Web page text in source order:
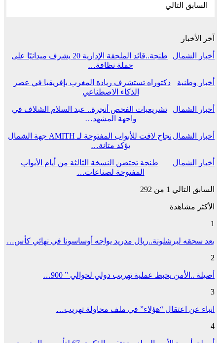
السابق التالي
آخر الأخبار
أخبار الشمال
طنجة..قائد الملحقة الإدارية 20 يشرف ميدانيًا على
حملة نظافة…
أخبار وطنية
دكتوراه تستشرف ريادة المغرب بإفريقيا في عصر
الذكاء الاصطناعي
أخبار الشمال
تشريعيات الفحص أنجرة.. عبد السلام الشلاف في
واجهة المشهد…
أخبار الشمال
نجاح لافت للأبواب المفتوحة لـ AMITH جهة الشمال
يؤكد متانة…
أخبار الشمال
طنجة تحتضن النسخة الثالثة من أيام الأبواب
المفتوحة لصناعات…
السابق التالي 1 من 292
الأكثر مشاهدة
1
بعد سحقه لبرشلونة..ريال مدريد يواجه أوساسونا في نهائي كأس…
2
أصيلة ..الأمن يحبط عملية تهريب دولي لحوالي ” 900…
3
انباء عن اعتقال “هؤلاء” في ملف محاولة تهريب…
4